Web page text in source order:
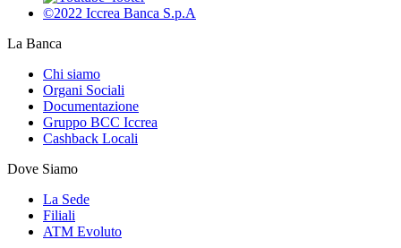
©2022 Iccrea Banca S.p.A
La Banca
Chi siamo
Organi Sociali
Documentazione
Gruppo BCC Iccrea
Cashback Locali
Dove Siamo
La Sede
Filiali
ATM Evoluto